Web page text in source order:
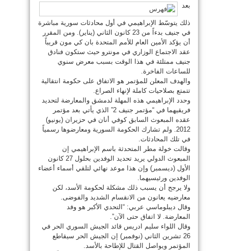
بعد
ذلك يتوسّط الإبراهيمي في أول محادثات سورية مباشرة
في جنيف بدءاً من 23 كانون الثاني (يناير). ومن المقرر
أن يؤكد الأمين العام للأمم المتحدة بان كي مون قريباً
عقد الاجتماع الوزاري في مونترو حيث ستكون فنادق
جنيف ممتلئة في هذا الوقت بسبب معرض سنوي
للساعات الفاخرة.
والهدف المعلن للمؤتمر هو الاتفاق على حكومة انتقالية
تتمتع بصلاحيات كاملة لإنهاء الصراع.
وحدد الإبراهيمي هذه المهلة لدمشق والمعارضة لتحديد
فريقيهما في “مؤتمر جنيف 2” الذي يأتي بعد مؤتمر
عقده المبعوث السابق كوفي أنان في حزيران (يونيو)
2012. ولم تشارك الحكومة السورية ومعارضوها رسمياً
في تلك المحادثات.
وقالت خولة مطر المتحدثة باسم الإبراهيمي إن
المبعوث الدولي يريد تحديد الوفدين بحلول 27 كانون
الأول (ديسمبر) وإن هذا موعد نهائي لتلقي أسماء أعضاء
الوفدين ورئيسيهما.
ولا يرجح أن يسبب ذلك مشكلة لحكومة الأسد، لكن
معارضيه يعانون من الانقسام الشديد والفوضى.
وقال ديبلوماسي عربي: “التحدي الأكبر هو وفد
المعارضة. لا اتفاق حتى الآن”.
وقال اللواء سليم ادريس قائد الجيش السوري الحر في
26 تشرين الثاني (نوفمبر) إن الجيش الحر سيقاطع
المؤتمر ويواصل القتال للإطاحة بالأسد.